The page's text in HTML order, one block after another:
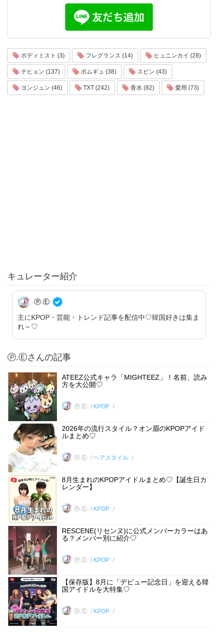
ボディミスト (3) フレグランス (14) ヒュニンカイ (28)
テヒョン (137) ボムギュ (38) スビン (43)
ヨンジュン (46) TXT (242) 香水 (82) 愛用 (73)
キュレーター紹介
Ⓟ.Ⓔ
主にKPOP・芸能・トレンド記事を配信中♡韓国好きは集ま
れ～♡
Ⓟ.Ⓔさんの記事
ATEEZ公式キャラ「MIGHTEEZ」！名前、読み
方を大公開♡
Ⓟ.Ⓔ KPOP
2026年の流行スタイル？オン眉のKPOPアイド
ルまとめ♡
Ⓟ.Ⓔ ヘアスタイル
8月生まれのKPOPアイドルまとめ♡【誕生日カ
レンダー】
Ⓟ.Ⓔ KPOP
RESCENE(リセンヌ)に公式メンバーカラーはあ
る？メンバー別に紹介♡
Ⓟ.Ⓔ KPOP
【保存版】8月に「デビュー記念日」を迎える韓
国アイドルを大特集♡
Ⓟ.Ⓔ KPOP